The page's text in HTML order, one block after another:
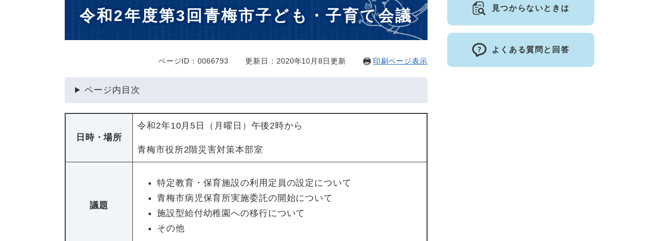
令和2年度第3回青梅市子ども・子育て会議
ページID：0066793 更新日：2020年10月8日更新 印刷ページ表示
ページ内目次
日時・場所
令和2年10月5日（月曜日）午後2時から
青梅市役所2階災害対策本部室
議題
特定教育・保育施設の利用定員の設定について
青梅市病児保育所実施委託の開始について
施設型給付幼稚園への移行について
その他
見つからないときは
よくある質問と回答